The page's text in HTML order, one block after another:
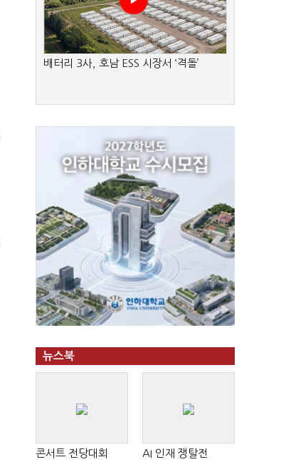
배터리 3사, 호남 ESS 시장서 ‘격돌’
뉴스북
콘서트 전당대회 AI 인재 쟁탈전